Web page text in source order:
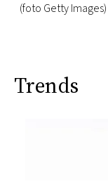
(foto Getty Images)
Trends